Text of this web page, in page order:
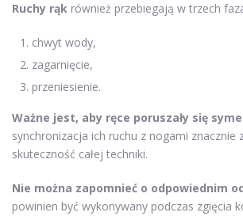
Ruchy rąk również przebiegają w trzech
chwyt wody,
zagarnięcie,
przeniesienie.
Ważne jest, aby ręce poruszały się
synchronizacja ich ruchu z nogami znacznie
skuteczność całej techniki.
Nie można zapomnieć o odpowiednim
powinien być wykonywany podczas zgięcia